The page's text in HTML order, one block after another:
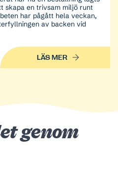
skapa en trivsam miljö runt
har pågått hela veckan,
av backen vid
LÄS MER
genom